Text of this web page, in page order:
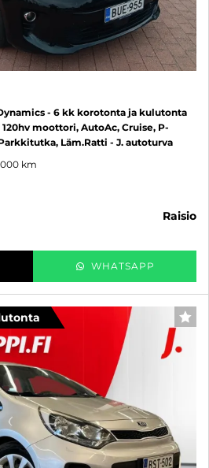
- 6 kk korotonta ja kulutonta
moottori, AutoAc, Cruise, P-
Läm.Ratti - J. autoturva
km
raisio
WHATSAPP